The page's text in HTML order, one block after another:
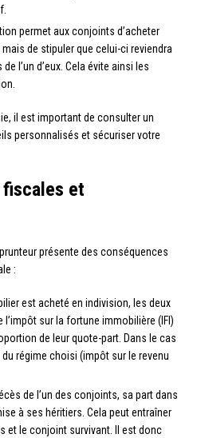
permet aux conjoints d’acheter
de stipuler que celui-ci reviendra
l’un d’eux. Cela évite ainsi les
il est important de consulter un
personnalisés et sécuriser votre
fiscales et
présente des conséquences
:
est acheté en indivision, les deux
sur la fortune immobilière (IFI)
de leur quote-part. Dans le cas
du régime choisi (impôt sur le revenu
de l’un des conjoints, sa part dans
à ses héritiers. Cela peut entraîner
et le conjoint survivant. Il est donc